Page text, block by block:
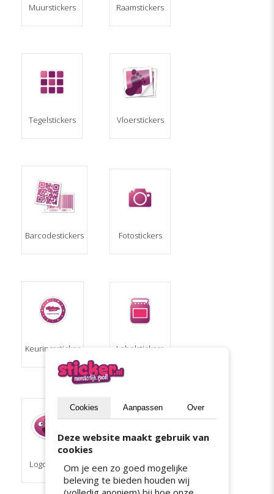
Muurstickers Raamstickers
Tegelstickers Vloerstickers
Barcodestickers Fotostickers
Keuringssticker Labelstickers
Logostickers Machinestickers
Cookies Aanpassen Over
Deze website maakt gebruik van
cookies
Om je een zo goed mogelijke
beleving te bieden houden wij